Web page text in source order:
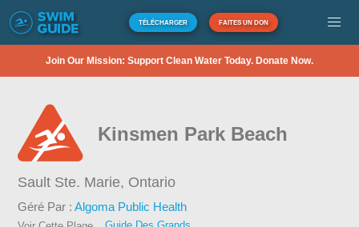
TÉLÉCHARGER FAITES UN DON
Join Our Mission: Support Clean Water Today. Donate Now.
Kinsmen Park Beach
Sault Ste. Marie, Ontario
Géré Par :Algoma Public Health
Guide Des Grands